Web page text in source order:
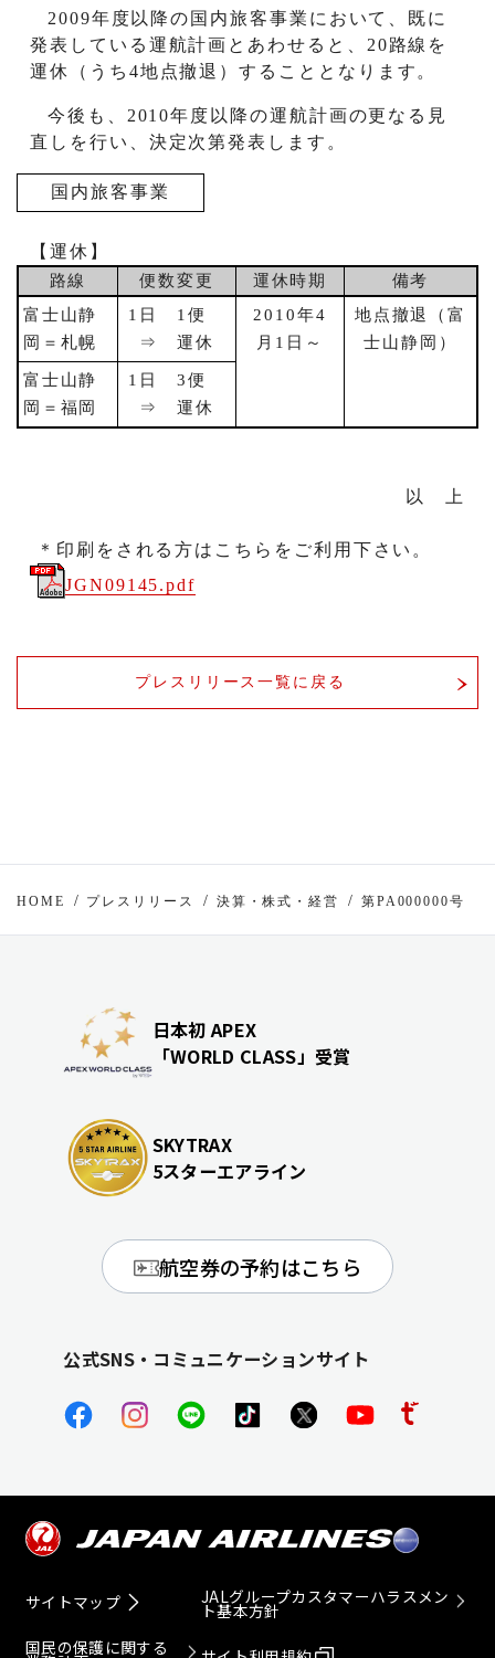
2009年度以降の国内旅客事業において、既に
発表している運航計画とあわせると、 20路線を
運休（うち 4地点撤退）することとなります。
今後も、 2010年度以降の運航計画の更なる見
直しを行い、決定次第発表します。
国内旅客事業
【運休】
路線 便数変更 運休時期
備考
富士山静
岡＝札幌
1 日 1 便
⇒ 運休
2010年4
月 1 日～
地点撤退（富
士山静岡）
富士山静
岡＝福岡
1 日 3便
⇒ 運休
以 上
＊印刷をされる方はこちらをご利用下さい。
JGN09145.pdf
プレスリリース一覧に戻る
HOME プレスリリース 決算・株式・経営 第PA000000号
日本初 APEX
「WORLD CLASS」受賞
SKYTRAX
5スターエアライン
航空券の予約はこちら
公式SNS・コミュニケーションサイト
サイトマップ
国民の保護に関する
JALグループカスタマーハラスメン
ト基本方針